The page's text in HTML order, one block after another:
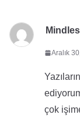
Aralık
çok